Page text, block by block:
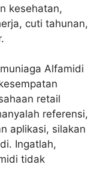
kesehatan,
cuti tahunan,
Alfamidi
retail
referensi,
aplikasi, silakan
Ingatlah,
tidak